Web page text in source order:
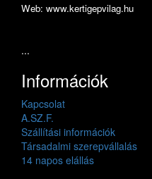
Web: www.kertigepvilag.hu
...
Információk
Kapcsolat
A.SZ.F.
Szállítási információk
Társadalmi szerepvállalás
14 napos elállás